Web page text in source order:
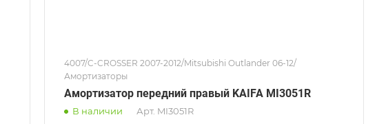
4007/C-CROSSER 2007-2012/Mitsubishi Outlander 06-12/
Амортизаторы
Амортизатор передний правый KAIFA MI3051R
В наличии Арт. MI3051R